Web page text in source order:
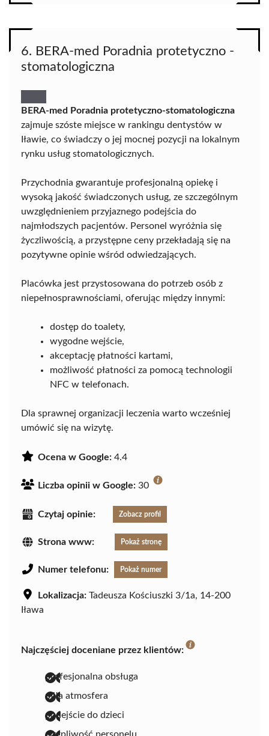
6. BERA-med Poradnia protetyczno -
stomatologiczna
BERA-med Poradnia protetyczno-stomatologiczna
zajmuje szóste miejsce w rankingu dentystów w
Iławie, co świadczy o jej mocnej pozycji na lokalnym
rynku usług stomatologicznych.
Przychodnia gwarantuje profesjonalną opiekę i
wysoką jakość świadczonych usług, ze szczególnym
uwzględnieniem przyjaznego podejścia do
najmłodszych pacjentów. Personel wyróżnia się
życzliwością, a przystępne ceny przekładają się na
pozytywne opinie wśród odwiedzających.
Placówka jest przystosowana do potrzeb osób z
niepełnosprawnościami, oferując między innymi:
dostęp do toalety,
wygodne wejście,
akceptację płatności kartami,
możliwość płatności za pomocą technologii
NFC w telefonach.
Dla sprawnej organizacji leczenia warto wcześniej
umówić się na wizytę.
Ocena w Google: 4.4
Liczba opinii w Google: 30
Czytaj opinie: Zobacz profil
Strona www: Pokaż stronę
Numer telefonu: Pokaż numer
Lokalizacja: Tadeusza Kościuszki 3/1a, 14-200
Iława
Najczęściej doceniane przez klientów:
profesjonalna obsługa
miła atmosfera
podejście do dzieci